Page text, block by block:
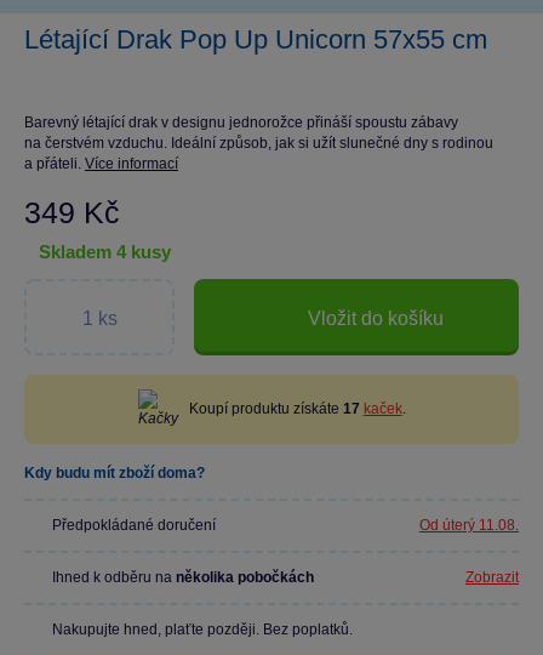
Létající Drak Pop Up Unicorn 57x55 cm
Barevný létající drak v designu jednorožce přináší spoustu zábavy
na čerstvém vzduchu. Ideální způsob, jak si užít slunečné dny s rodinou
a přáteli. Více informací
349 Kč
skladem 4 kusy
Vložit do košíku
Koupí produktu získáte 17 kaček.
Kdy budu mít zboží doma?
Předpokládané doručení Od úterý 11.08.
Ihned k odběru na několika pobočkách Zobrazit
Nakupujte hned, plaťte později. Bez poplatků.